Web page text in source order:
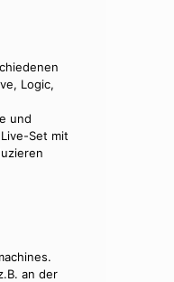
Logic,
und
Set mit
an der